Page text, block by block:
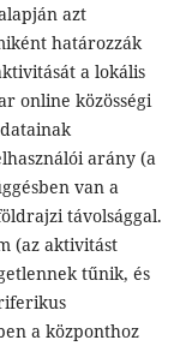
azt
határozzák
a lokális
online közösségi
arány (a
van a
távolsággal.
(az aktivitást
tűnik, és
a központhoz